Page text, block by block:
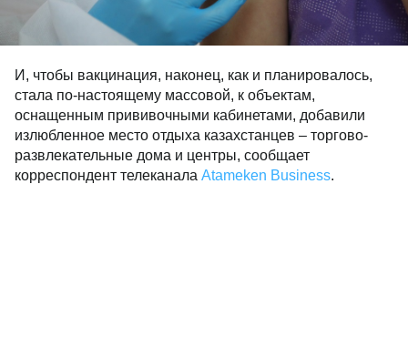
И, чтобы вакцинация, наконец, как и планировалось,
стала по-настоящему массовой, к объектам,
оснащенным прививочными кабинетами, добавили
излюбленное место отдыха казахстанцев – торгово-
развлекательные дома и центры, сообщает
корреспондент телеканала Atameken Business.